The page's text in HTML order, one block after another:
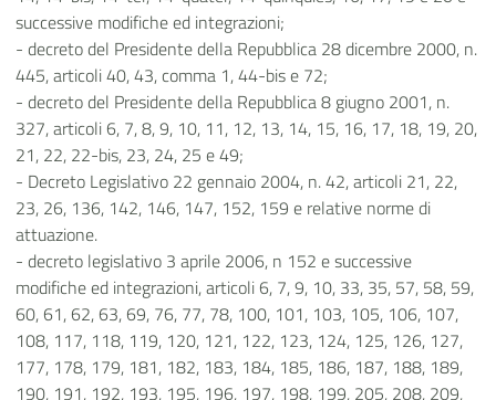
successive modifiche ed integrazioni;
- decreto del Presidente della Repubblica 28 dicembre 2000, n.
445, articoli 40, 43, comma 1, 44-bis e 72;
- decreto del Presidente della Repubblica 8 giugno 2001, n.
327, articoli 6, 7, 8, 9, 10, 11, 12, 13, 14, 15, 16, 17, 18, 19, 20,
21, 22, 22-bis, 23, 24, 25 e 49;
- Decreto Legislativo 22 gennaio 2004, n. 42, articoli 21, 22,
23, 26, 136, 142, 146, 147, 152, 159 e relative norme di
attuazione.
- decreto legislativo 3 aprile 2006, n 152 e successive
modifiche ed integrazioni, articoli 6, 7, 9, 10, 33, 35, 57, 58, 59,
60, 61, 62, 63, 69, 76, 77, 78, 100, 101, 103, 105, 106, 107,
108, 117, 118, 119, 120, 121, 122, 123, 124, 125, 126, 127,
177, 178, 179, 181, 182, 183, 184, 185, 186, 187, 188, 189,
190, 191, 192, 193, 195, 196, 197, 198, 199, 205, 208, 209,